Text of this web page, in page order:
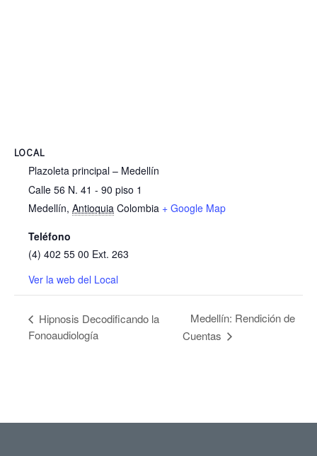
LOCAL
Plazoleta principal – Medellín
Calle 56 N. 41 - 90 piso 1
Medellín, Antioquia Colombia + Google Map
Teléfono
(4) 402 55 00 Ext. 263
Ver la web del Local
Hipnosis Decodificando la
Fonoaudiología
Medellín: Rendición de
Cuentas